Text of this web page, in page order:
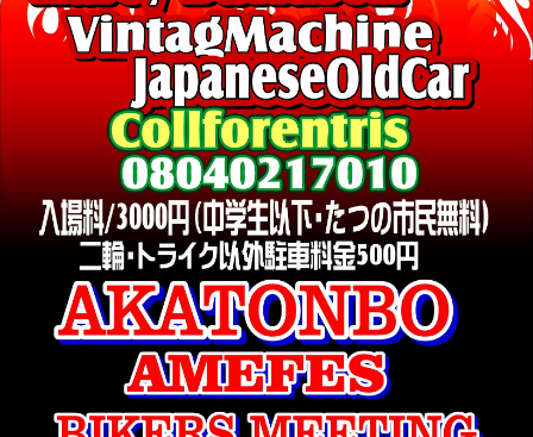
主催者様向けサービス
イベントレポート
ショート動画
新規会員登録
ログイン